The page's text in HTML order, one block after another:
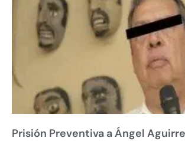
Prisión Preventiva a Ángel